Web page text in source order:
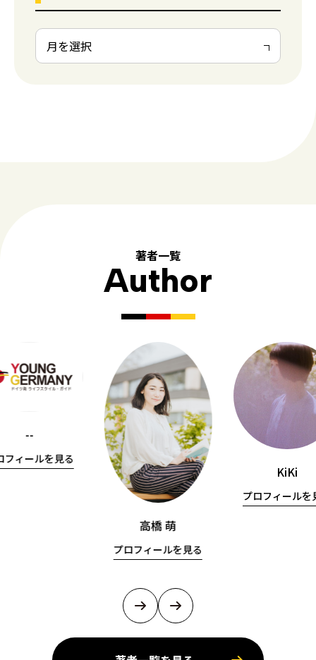
著者一覧
Author
--
フィールを見る
高橋 萌
プロフィールを見る
KiKi
プロフィールを